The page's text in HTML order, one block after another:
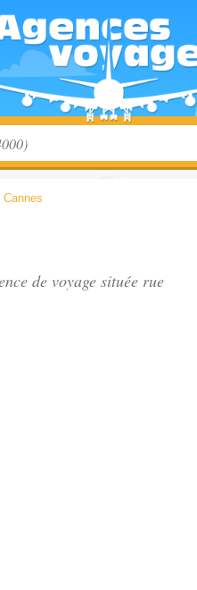
Cannes
de voyage située rue